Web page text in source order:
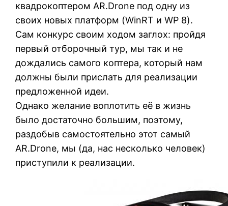
квадрокоптером AR.Drone под одну из
своих новых платформ (WinRT и WP 8).
Сам конкурс своим ходом заглох: пройдя
первый отборочный тур, мы так и не
дождались самого коптера, который нам
должны были прислать для реализации
предложенной идеи.
Однако желание воплотить её в жизнь
было достаточно большим, поэтому,
раздобыв самостоятельно этот самый
AR.Drone, мы (да, нас несколько человек)
приступили к реализации.